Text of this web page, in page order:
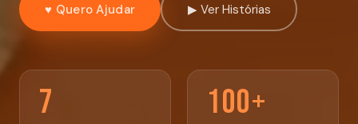
♥ Quero Ajudar ▶ Ver Histórias
7 100+